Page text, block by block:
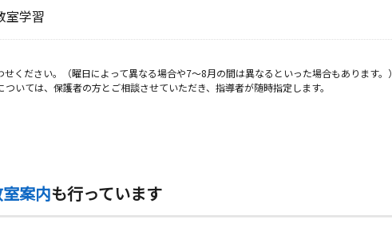
室学習
ださい。（曜日によって異なる場合や7～8月の間は異なるといった場合もあります。）
ては、保護者の方とご相談させていただき、指導者が随時指定します。
案内も行っています